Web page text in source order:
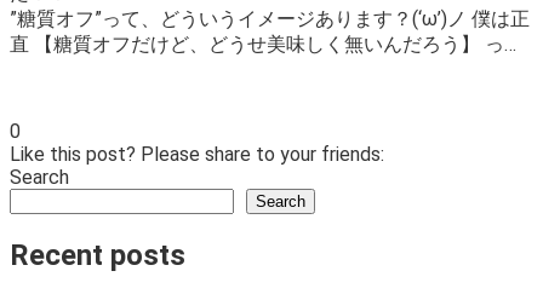
”糖質オフ”って、どういうイメージあります？(‘ω’)ノ 僕は正
直 【糖質オフだけど、どうせ美味しく無いんだろう】 っ…
0
Like this post? Please share to your friends:
Search
Search
Recent posts